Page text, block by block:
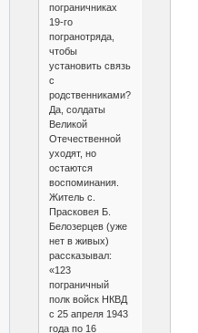
пограничниках
19-го
погранотряда,
чтобы
установить связь
с
родственниками?..
Да, солдаты
Великой
Отечественной
уходят, но
остаются
воспоминания.
Житель с.
Прасковея Б.
Белозерцев (уже
нет в живых)
рассказывал:
«123
пограничный
полк войск НКВД
с 25 апреля 1943
года по 16